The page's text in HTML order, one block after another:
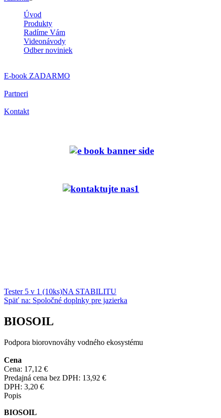
Úvod
Produkty
Radíme Vám
Videonávody
Odber noviniek
E-book ZADARMO
Partneri
Kontakt
Tester 5 v 1 (10ks)NA STABILITU
Späť na: Spoločné doplnky pre jazierka
BIOSOIL
Podpora biorovnováhy vodného ekosystému
Cena
Cena: 17,12 €
Predajná cena bez DPH: 13,92 €
DPH: 3,20 €
Popis
BIOSOIL